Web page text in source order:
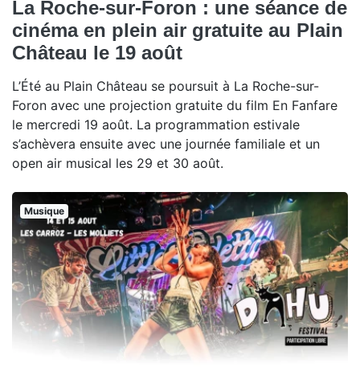
La Roche-sur-Foron : une séance de
cinéma en plein air gratuite au Plain
Château le 19 août
L’Été au Plain Château se poursuit à La Roche-sur-
Foron avec une projection gratuite du film En Fanfare
le mercredi 19 août. La programmation estivale
s’achèvera ensuite avec une journée familiale et un
open air musical les 29 et 30 août.
Musique